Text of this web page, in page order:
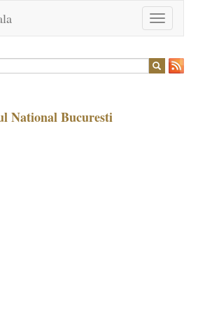
Toggle
navigation
National Bucuresti